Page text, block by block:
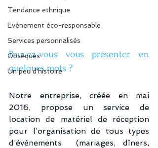
Tendance ethnique
Evénement éco-responsable
Services personnalisés
Obsèques
Un peu d'histoire
Pouvez-vous vous présenter en
quelques mots ?
Notre entreprise, créée en mai
2016, propose un service de
location de matériel de réception
pour l’organisation de tous types
d’événements  (mariages, dîners,